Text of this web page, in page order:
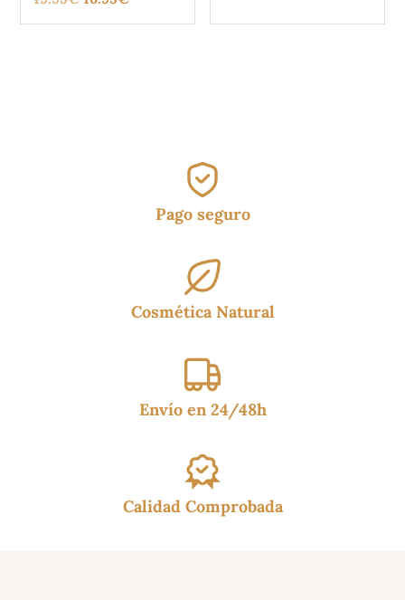
con
de 5
precioprecio
Pago seguro
Cosmética Natural
Envío en 24/48h
Calidad Comprobada